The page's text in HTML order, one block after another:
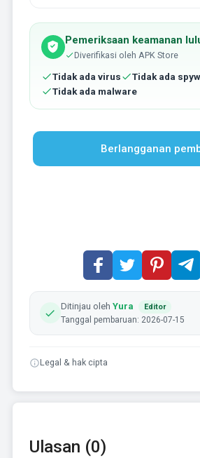
Pemeriksaan keamanan
Diverifikasi oleh APK Store
Tidak ada virus
Tidak ada
Tidak ada malware
Berlangganan
Ditinjau oleh Yura Editor
Tanggal pembaruan: 2026-07-15
Legal & hak cipta
Ulasan (0)